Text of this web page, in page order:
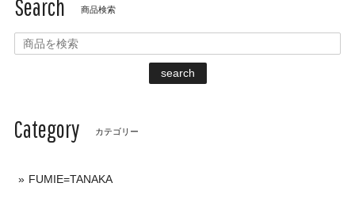
Search 商品検索
search
Category カテゴリー
FUMIE=TANAKA